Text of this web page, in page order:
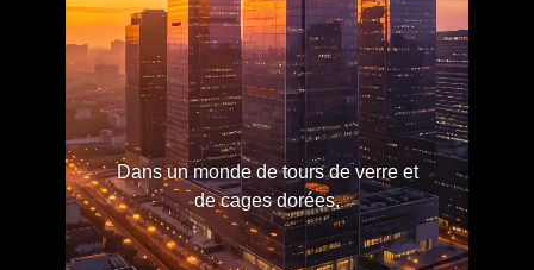
Dans un monde de tours de verre et
de cages dorées,